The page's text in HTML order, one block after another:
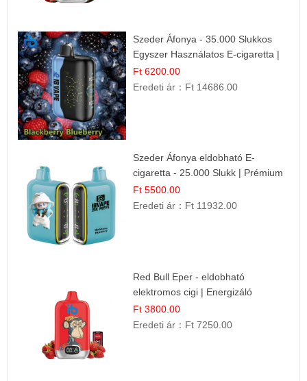
Szeder Áfonya - 35.000 Slukkos
Egyszer Használatos E-cigaretta |
Prémium Ízélmény
Ft 6200.00
Eredeti ár： Ft 14686.00
Szeder Áfonya eldobható E-
cigaretta - 25.000 Slukk | Prémium
Gyümölcs Íz
Ft 5500.00
Eredeti ár： Ft 11932.00
Red Bull Eper - eldobható
elektromos cigi | Energizáló
Gyümölcs Íz
Ft 3800.00
Eredeti ár： Ft 7250.00